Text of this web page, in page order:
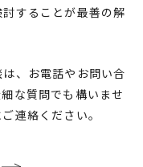
することが最善の解
、お電話やお問い合
な質問でも構いませ
連絡ください。